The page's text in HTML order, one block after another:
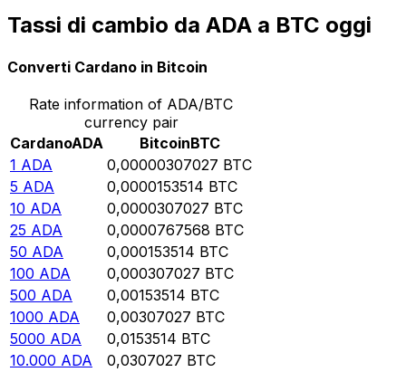
Tassi di cambio da ADA a BTC oggi
Converti Cardano in Bitcoin
Rate information of ADA/BTC
currency pair
CardanoADA BitcoinBTC
1 ADA 0,00000307027 BTC
5 ADA 0,0000153514 BTC
10 ADA 0,0000307027 BTC
25 ADA 0,0000767568 BTC
50 ADA 0,000153514 BTC
100 ADA 0,000307027 BTC
500 ADA 0,00153514 BTC
1000 ADA 0,00307027 BTC
5000 ADA 0,0153514 BTC
10.000 ADA 0,0307027 BTC